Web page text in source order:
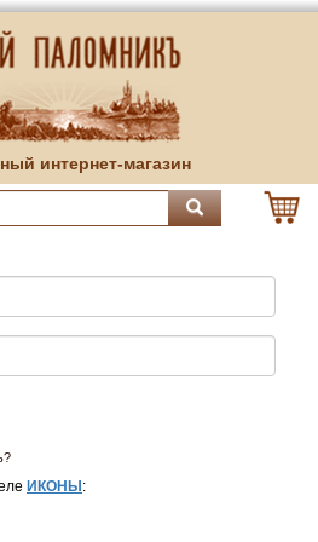
интернет-магазин
ИКОНЫ :